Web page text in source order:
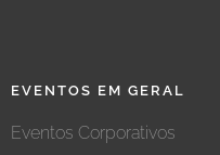
EVENTOS EM GERAL
Eventos Corporativos